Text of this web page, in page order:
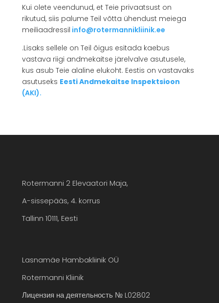
Kui olete veendunud, et Teie privaatsust on
rikutud, siis palume Teil võtta ühendust meiega
meiliaadressil info@rotermannikliinik.ee
.Lisaks sellele on Teil õigus esitada kaebus
vastava riigi andmekaitse järelvalve asutusele,
kus asub Teie alaline elukoht. Eestis on vastavaks
asutuseks Eesti Andmekaitse Inspektsioon
(AKI).
Rotermanni 2 Elevaatori Maja,
A-sissepääs, 4. korrus
Tallinn 10111, Eesti
Lasnamäe Hambakliinik OÜ
Rotermanni Kliinik
Лицензия на деятельность № L02802